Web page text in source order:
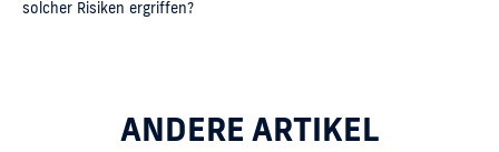
solcher Risiken ergriffen?
ANDERE ARTIKEL